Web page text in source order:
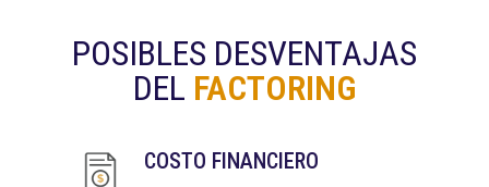
POSIBLES DESVENTAJAS
DEL FACTORING
COSTO FINANCIERO